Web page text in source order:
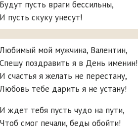
Будут пусть враги бессильны,
И пусть скуку унесут!
Любимый мой мужчина, Валентин,
Спешу поздравить я в День именин!
И счастья я желать не перестану,
Любовь тебе дарить я не устану!
И ждет тебя пусть чудо на пути,
Чтоб смог печали, беды обойти!